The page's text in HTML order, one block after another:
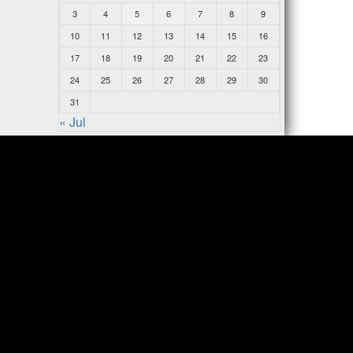
3
4 5 6 7 8
9
10
11 12 13 14 15
16
17
18 19 20 21 22
23
24
25 26 27 28 29
30
31
« Jul